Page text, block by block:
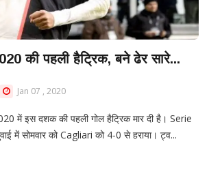
की पहली हैट्रिक, बने ढेर सारे...
Jan 07 , 2020
में इस दशक की पहली गोल हैट्रिक मार दी है। Serie
में सोमवार को Cagliari को 4-0 से हराया। ट्व...